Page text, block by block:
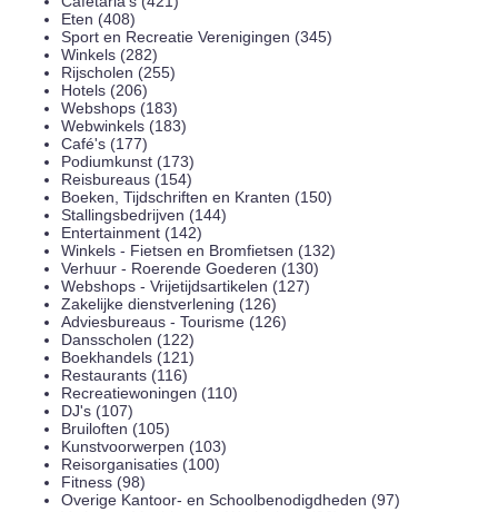
Eten (408)
Sport en Recreatie Verenigingen (345)
Winkels (282)
Rijscholen (255)
Hotels (206)
Webshops (183)
Webwinkels (183)
Café's (177)
Podiumkunst (173)
Reisbureaus (154)
Boeken, Tijdschriften en Kranten (150)
Stallingsbedrijven (144)
Entertainment (142)
Winkels - Fietsen en Bromfietsen (132)
Verhuur - Roerende Goederen (130)
Webshops - Vrijetijdsartikelen (127)
Zakelijke dienstverlening (126)
Adviesbureaus - Tourisme (126)
Dansscholen (122)
Boekhandels (121)
Restaurants (116)
Recreatiewoningen (110)
DJ's (107)
Bruiloften (105)
Kunstvoorwerpen (103)
Reisorganisaties (100)
Fitness (98)
Overige Kantoor- en Schoolbenodigdheden (97)